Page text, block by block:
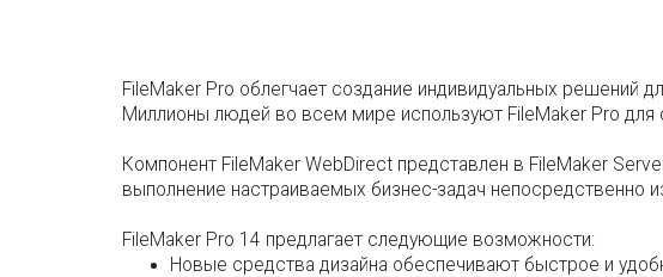
FileMaker Pro облегчает создание индивидуальных решений
Миллионы людей во всем мире используют FileMaker Pro для
Компонент FileMaker WebDirect представлен в FileMaker
выполнение настраиваемых бизнес-задач непосредственно
FileMaker Pro 14 предлагает следующие возможности:
Новые средства дизайна обеспечивают быстрое и